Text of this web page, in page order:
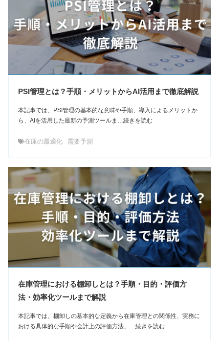
PSI管理とは？手順・メリットからAI活用まで徹底解説
本記事では、PSI管理の基本的な意味や手順、導入によるメリットか
ら、AIを活用した最新の予測ツールま…続きを読む
在庫の最適化 需要予測
在庫管理における棚卸しとは？手順・目的・評価方
法・効率化ツールまで解説
本記事では、棚卸しの基本的な定義から在庫管理との関係性、実務に
おける具体的な手順や会計上の評価方法、…続きを読む